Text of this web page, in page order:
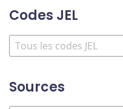
Codes JEL
Sources